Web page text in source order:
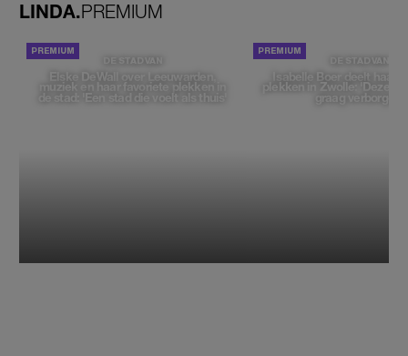
LINDA.PREMIUM
DE STAD VAN
Elske DeWall over Leeuwarden,
muziek en haar favoriete plekken in
de stad: 'Een stad die voelt als thuis'
DE STAD VAN
Isabelle Boer deelt haar
plekken in Zwolle: 'Deze
graag verborgen'